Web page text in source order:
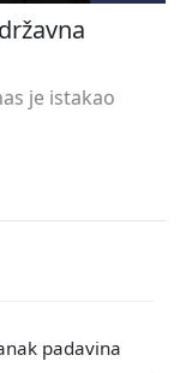
je istakao
padavina